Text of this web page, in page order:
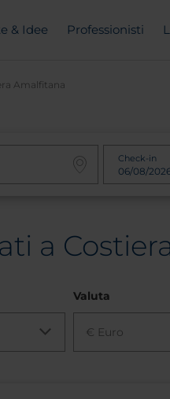
& Idee Professionisti
Amalfitana
Check-in
a
Valuta
€ Euro